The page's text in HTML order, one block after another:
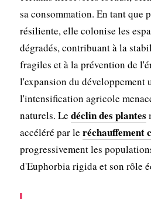
sa consommation. En tant que
résiliente, elle colonise les
dégradés, contribuant à la
fragiles et à la prévention de
l'expansion du développement
l'intensification agricole
naturels. Le déclin des plantes
accéléré par le réchauffement
progressivement les
d'Euphorbia rigida et son rôle